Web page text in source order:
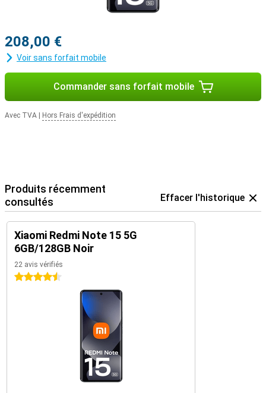
208,00 €
Voir sans forfait mobile
Commander sans forfait mobile
Avec TVA Hors Frais d'expédition
Produits récemment
consultés
Effacer l'historique
Xiaomi Redmi Note 15 5G
6GB/128GB Noir
22 avis vérifiés
4.5 étoiles